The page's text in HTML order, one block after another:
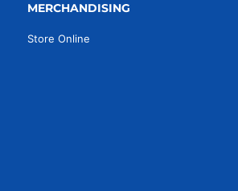
MERCHANDISING
Store Online